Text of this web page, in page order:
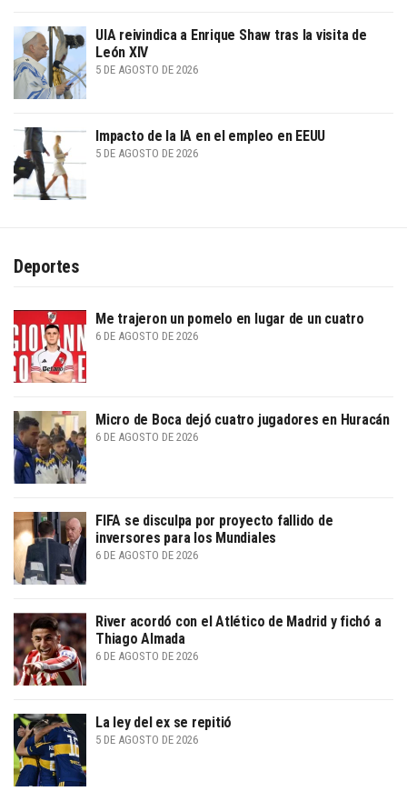
UIA reivindica a Enrique Shaw tras la visita de
León XIV
5 DE AGOSTO DE 2026
Impacto de la IA en el empleo en EEUU
5 DE AGOSTO DE 2026
Deportes
Me trajeron un pomelo en lugar de un cuatro
6 DE AGOSTO DE 2026
Micro de Boca dejó cuatro jugadores en Huracán
6 DE AGOSTO DE 2026
FIFA se disculpa por proyecto fallido de
inversores para los Mundiales
6 DE AGOSTO DE 2026
River acordó con el Atlético de Madrid y fichó a
Thiago Almada
6 DE AGOSTO DE 2026
La ley del ex se repitió
5 DE AGOSTO DE 2026